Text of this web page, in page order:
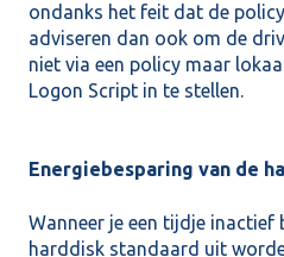
ondanks het feit dat de
adviseren dan ook om de
niet via een policy maar
Logon Script in te stellen.
Energiebesparing van de
Wanneer je een tijdje inactief
harddisk standaard uit